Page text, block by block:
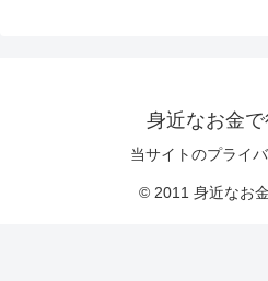
身近なお金
当サイトのプライ
© 2011 身近なお